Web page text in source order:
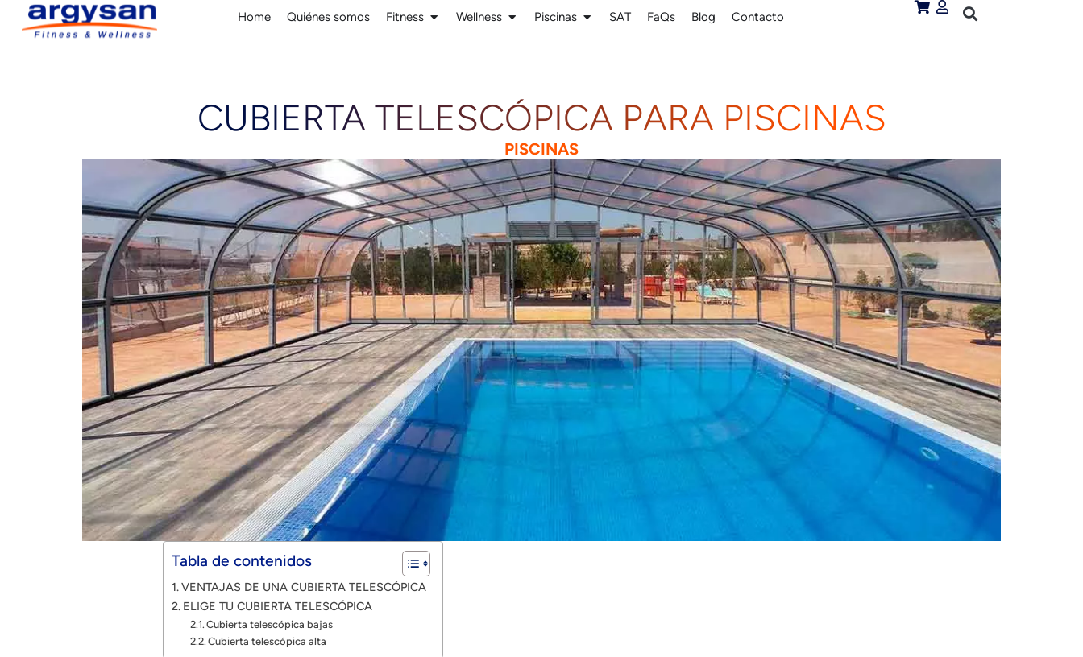
Home Quiénes somos Fitness Wellness Piscinas SAT FaQs Blog Contacto
CUBIERTA TELESCÓPICA PARA PISCINAS
PISCINAS
Tabla de contenidos
VENTAJAS DE UNA CUBIERTA TELESCÓPICA
ELIGE TU CUBIERTA TELESCÓPICA
Cubierta telescópica bajas
Cubierta telescópica alta